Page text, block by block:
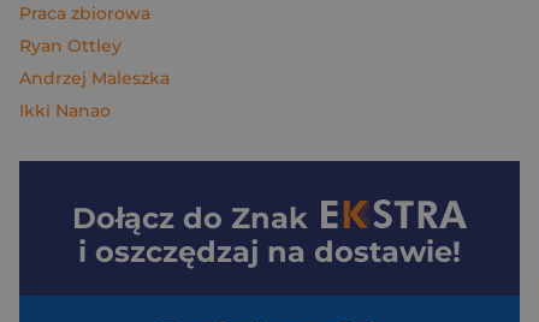
Praca zbiorowa
Ryan Ottley
Andrzej Maleszka
Ikki Nanao
Dołącz do Znak
i oszczędzaj na dostawie!